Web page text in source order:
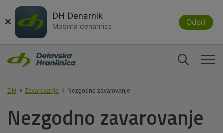
× DH Denarnik
Mobilna denarnica Odpri
DH Zavarovanja Nezgodno zavarovanje
Nezgodno zavarovanje